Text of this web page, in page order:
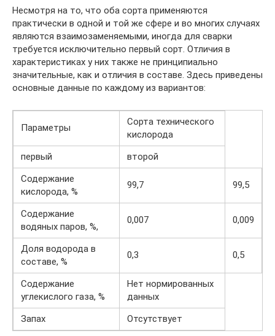
Несмотря на то, что оба сорта применяются
практически в одной и той же сфере и во многих случаях
являются взаимозаменяемыми, иногда для сварки
требуется исключительно первый сорт. Отличия в
характеристиках у них также не принципиально
значительные, как и отличия в составе. Здесь приведены
основные данные по каждому из вариантов:
Параметры
Сорта технического
кислорода
первый
второй
Содержание
кислорода, %
99,7 99,5
Содержание
водяных паров, %,
0,007 0,009
Доля водорода в
составе, %
0,3 0,5
Содержание
углекислого газа, %
Нет нормированных
данных
Запах
Отсутствует